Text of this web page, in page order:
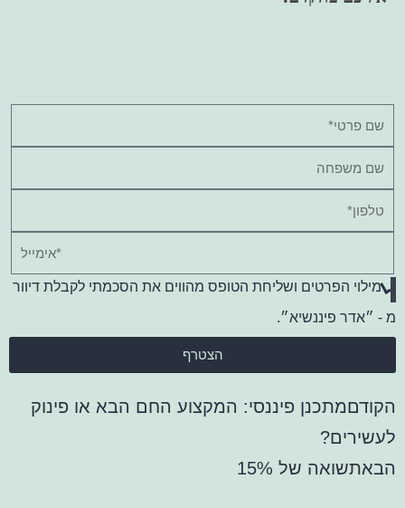
מילוי הפרטים ושליחת הטופס מהווים את הסכמתי לקבלת דיוור
מ - ״אדר פיננשיא״.
הצטרף
הקודםמתכנן פיננסי: המקצוע החם הבא או פינוק
לעשירים?
הבאתשואה של 15%